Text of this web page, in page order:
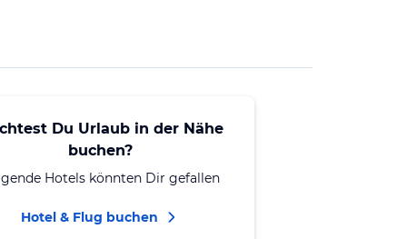
Du Urlaub in der Nähe
buchen?
Hotels könnten Dir gefallen
Hotel & Flug buchen